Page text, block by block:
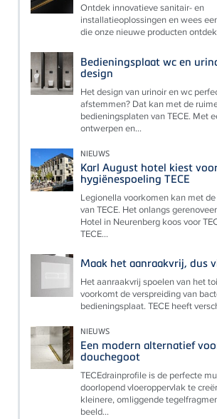
Ontdek innovatieve sanitair- en
installatieoplossingen en wees
die onze nieuwe producten
Bedieningsplaat wc en
design
Het design van urinoir en wc
afstemmen? Dat kan met de
bedieningsplaten van TECE. Met
ontwerpen en...
NIEUWS
Karl August hotel kiest
hygiënespoeling TECE
Legionella voorkomen kan met
van TECE. Het onlangs
Hotel in Neurenberg koos voor
TECE...
Maak het aanraakvrij, dus
Het aanraakvrij spoelen van het
voorkomt de verspreiding van
bedieningsplaat. TECE heeft
NIEUWS
Een modern alternatief
douchegoot
TECEdrainprofile is de perfecte
doorlopend vloeroppervlak te
kleinere, omliggende
beeld...